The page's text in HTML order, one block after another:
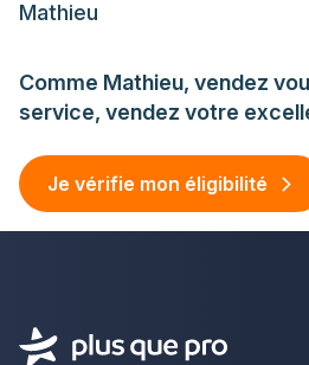
Comme Mathieu, vendez
service, vendez votre
Je vérifie mon éligibilité
Mathieu